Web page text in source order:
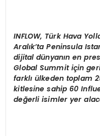
INFLOW, Türk Hava
Aralık’ta Peninsula
dijital dünyanın en
Global Summit için
farklı ülkeden toplam
kitlesine sahip 60
değerli isimler yer